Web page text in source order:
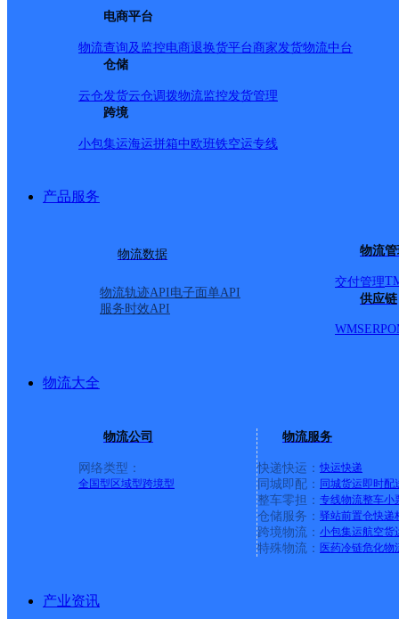
电商平台
物流查询及监控电商退换货平台商家发货物流中台
仓储
云仓发货云仓调拨物流监控发货管理
跨境
小包集运海运拼箱中欧班铁空运专线
产品服务
物流数据
物流轨迹API电子面单API
服务时效API
物流
交付管理
供应链
WMSERP
物流大全
物流公司
网络类型：
全国型 区域型跨境型
物流服务
快递快运： 快运快递
同城即配： 同城货运即时配
整车零担： 专线物流整车小
仓储服务： 驿站前置仓快递
跨境物流： 小包集运航空货
特殊物流： 医药冷链危化物
产业资讯
网点地址：顺祥小区4号楼1012门市
网点负责人：